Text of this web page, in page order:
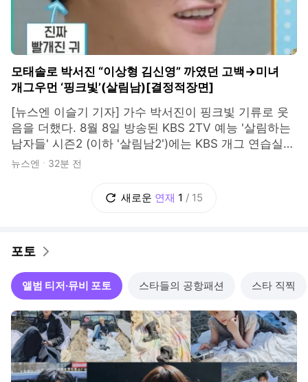
모태솔로 박서진 “이상형 김신영” 까였던 고백→미녀
개그우먼 ‘핑크빛’(살림남)[결정적장면]
[뉴스엔 이슬기 기자] 가수 박서진이 핑크빛 기류로 웃
음을 더했다. 8월 8일 방송된 KBS 2TV 예능 '살림하는
남자들' 시즌2 (이하 '살림남2')에는 KBS 개그 연습실을
찾은 박서진이 그려졌다. 이날 박서진은 과소비를 고치
기 위해 캐리커쳐를 그리는 시간을 가졌고, 개그 연습실
뉴스엔 32분 전
새로운 연재 1 / 15
포토
앨범 티저·뮤비 포토 스타들의 공항패션 스타 직찍